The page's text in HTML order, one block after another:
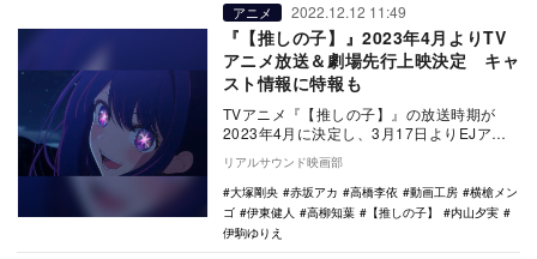
アニメ 2022.12.12 11:49
『【推しの子】』2023年4月よりTV
アニメ放送＆劇場先行上映決定 キャ
スト情報に特報も
TVアニメ『【推しの子】』の放送時期が
2023年4月に決定し、3月17日よりEJアニ
メシアター新宿ほかにて劇場先行上映が行
われる…
リアルサウンド映画部
大塚剛央
赤坂アカ 高橋李依 動画工房
横槍メン
ゴ
伊東健人 高柳知葉 【推しの子】
内山夕実
伊駒ゆりえ